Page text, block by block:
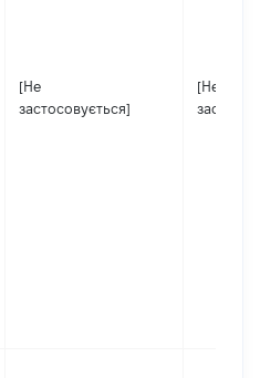
[Не
застосовується]
[Не